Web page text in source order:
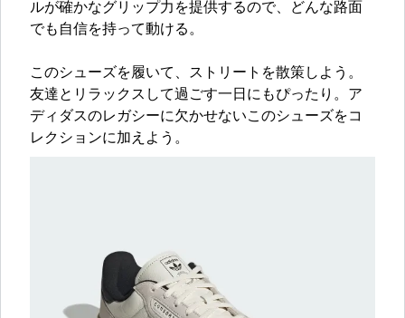
ルが確かなグリップ力を提供するので、どんな路面
でも自信を持って動ける。
このシューズを履いて、ストリートを散策しよう。
友達とリラックスして過ごす一日にもぴったり。ア
ディダスのレガシーに欠かせないこのシューズをコ
レクションに加えよう。